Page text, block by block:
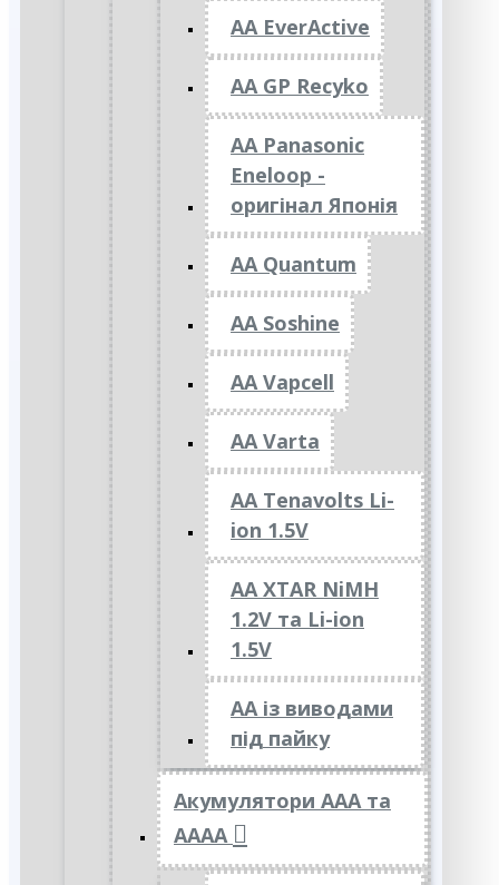
AA EverActive
AA GP Recyko
AA Panasonic
Eneloop -
оригінал Японія
AA Quantum
AA Soshine
AA Vapcell
AA Varta
AA Tenavolts Li-
ion 1.5V
AA XTAR NiMH
1.2V та Li-ion
1.5V
АА із виводами
під пайку
Акумулятори ААА та
АААА